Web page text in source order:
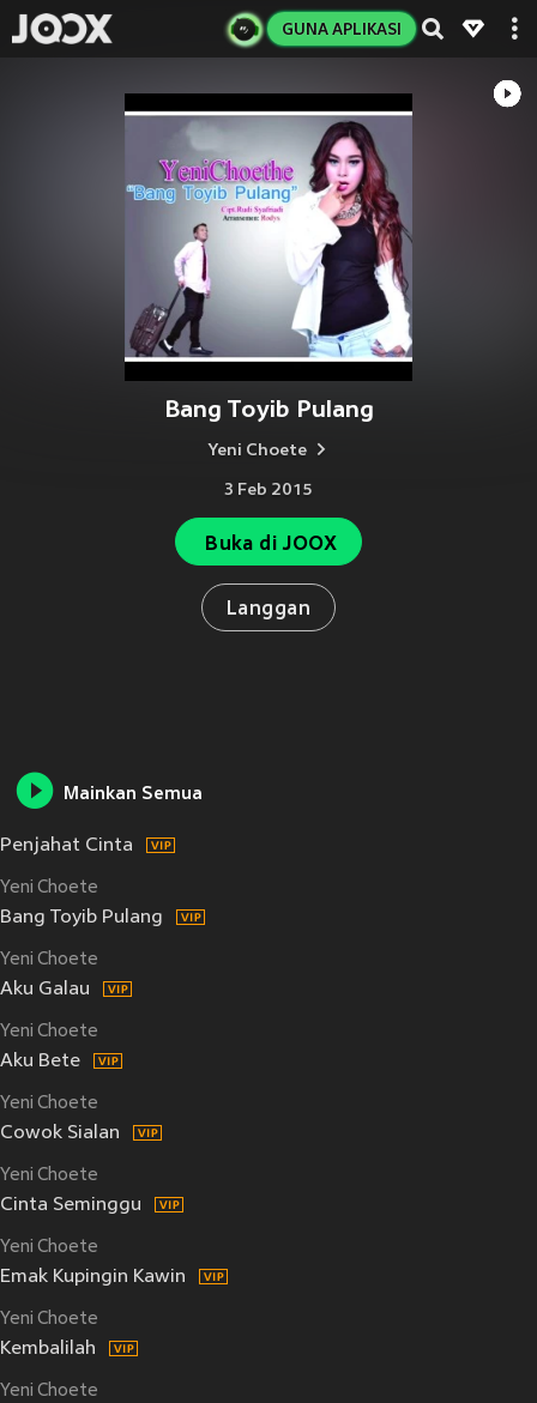
GUNA APLIKASI
Bang Toyib Pulang
Yeni Choete
3 Feb 2015
Buka di JOOX
Langgan
Mainkan Semua
Penjahat Cinta
Yeni Choete
Bang Toyib Pulang
Yeni Choete
Aku Galau
Yeni Choete
Aku Bete
Yeni Choete
Cowok Sialan
Yeni Choete
Cinta Seminggu
Yeni Choete
Emak Kupingin Kawin
Yeni Choete
Kembalilah
Yeni Choete